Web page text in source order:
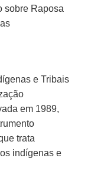
sobre Raposa
e Tribais
em 1989,
trata
indígenas e